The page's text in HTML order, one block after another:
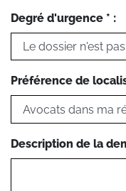
Degré d'urgence * :
Préférence de
Description de la